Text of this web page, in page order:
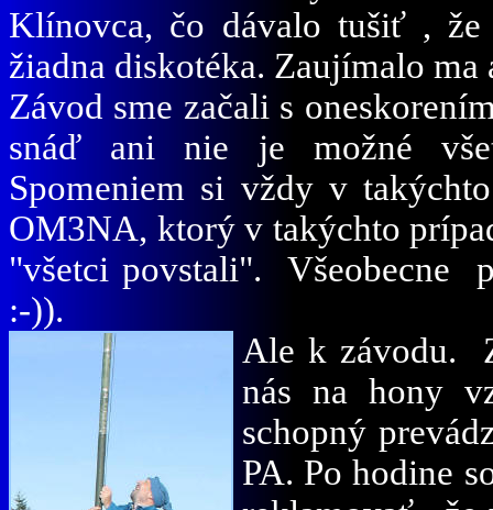
Klínovca, čo dávalo tušiť , že
žiadna diskotéka. Zaujímalo
Závod sme začali s
snáď ani nie je možné
Spomeniem si vždy v
OM3NA, ktorý v takýchto
"všetci povstali". Všeobecne
:-)).
Ale k závodu.
nás na hony
schopný
PA. Po hodine